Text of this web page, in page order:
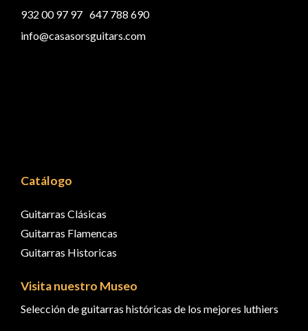
932 00 97 97 647 788 690
info@casasorsguitars.com
Catálogo
Guitarras Clásicas
Guitarras Flamencas
Guitarras Historicas
Visita nuestro Museo
Selección de guitarras históricas de los mejores luthiers